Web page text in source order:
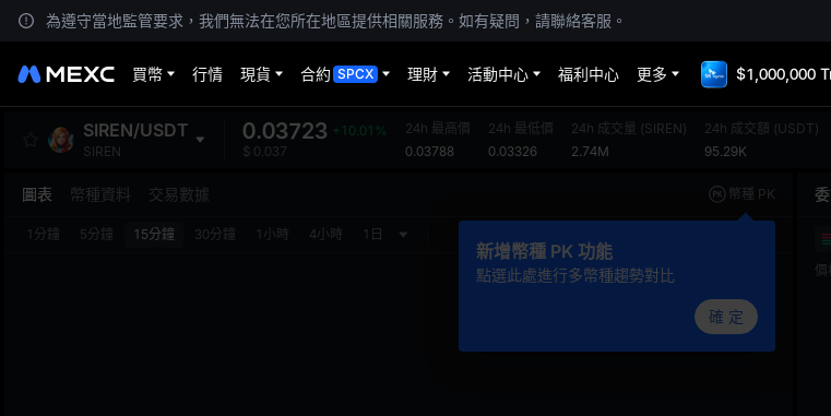
為遵守當地監管要求，我們無法在您所在地區提供相關服務。如有疑問，請聯絡客服。
買幣 行情 現貨 合約 SPCX 理財 活動中心 福利中心 更多 $1,000,000
SIREN/USDT
SIREN
0.03723 +10.01%
$ 0.037
24h 最高價
0.03788
24h 最低價
0.03326
24h 成交量 (SIREN)
2.74M
24h 成交額 (USDT)
95.29K
圖表 幣種資料 交易數據 幣種 PK
新增幣種 PK 功能
點選此處進行多幣種趨勢對比
確 定
1分鐘 5分鐘 15分鐘 30分鐘 1小時 4小時 1日
價